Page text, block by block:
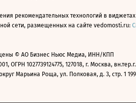
рекомендательных технологий в виджетах
сети, размещенных на сайте vedomosti.ru:
© АО Бизнес Ньюс Медиа, ИНН/КПП
ОГРН 1027739124775, 127018, г. Москва, вн.тер.г.
Марьина Роща, ул. Полковая, д. 3, стр. 1